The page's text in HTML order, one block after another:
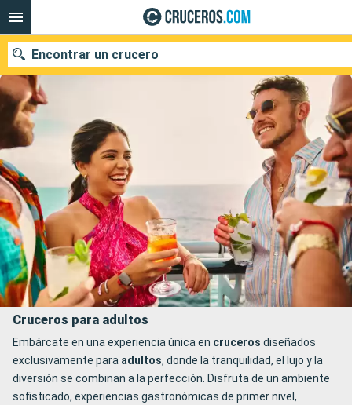
Encontrar un crucero
Nuestros destinos
Fecha de salida
Puertos Compañías
Buscar
Cruceros para adultos
Embárcate en una experiencia única en cruceros diseñados
exclusivamente para adultos, donde la tranquilidad, el lujo y la
diversión se combinan a la perfección. Disfruta de un ambiente
sofisticado, experiencias gastronómicas de primer nivel,